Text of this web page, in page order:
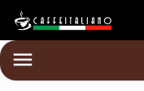
Barista —